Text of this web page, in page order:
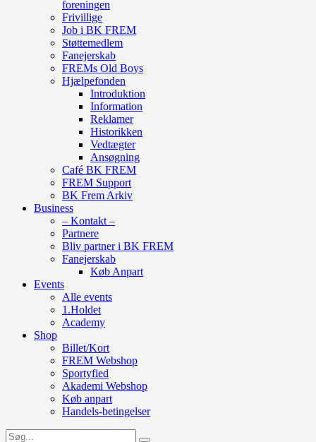
foreningen
Frivillige
Job i BK FREM
Støttemedlem
Fanejerskab
FREMs Old Boys
Hjælpefonden
Introduktion
Information
Reklamer
Historikken
Vedtægter
Ansøgning
Café BK FREM
FREM Support
BK Frem Arkiv
Business
– Kontakt –
Partnere
Bliv partner i BK FREM
Fanejerskab
Køb Anpart
Events
Alle events
1.Holdet
Academy
Shop
Billet/Kort
FREM Webshop
Sportyfied
Akademi Webshop
Køb anpart
Handels-betingelser